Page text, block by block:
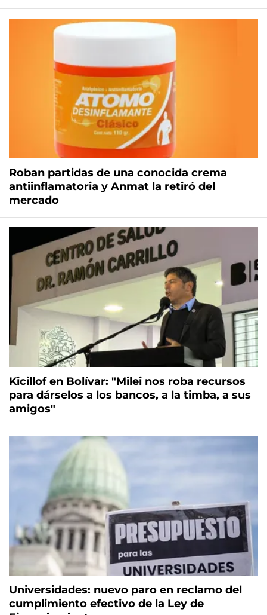
Roban partidas de una conocida crema
antiinflamatoria y Anmat la retiró del
mercado
Kicillof en Bolívar: "Milei nos roba recursos
para dárselos a los bancos, a la timba, a sus
amigos"
Universidades: nuevo paro en reclamo del
cumplimiento efectivo de la Ley de